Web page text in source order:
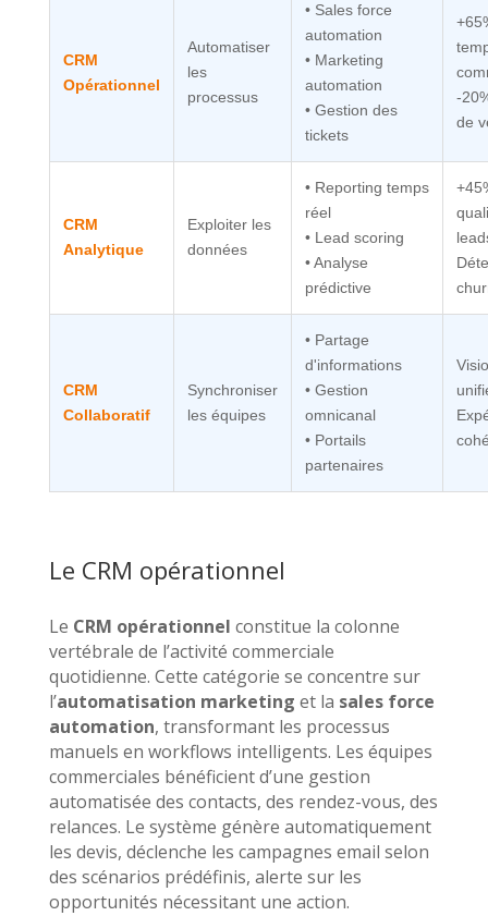
CRM
Opérationnel
Automatiser
les
processus
• Sales force
automation
• Marketing
automation
• Gestion des
tickets
-
de
CRM
Analytique
Exploiter les
données
• Reporting temps
réel
• Lead scoring
• Analyse
prédictive
CRM
Collaboratif
Synchroniser
les équipes
• Partage
d'informations
• Gestion
omnicanal
• Portails
partenaires
Le CRM opérationnel
Le CRM opérationnel constitue la colonne
vertébrale de l’activité commerciale
quotidienne. Cette catégorie se concentre sur
l’automatisation marketing et la sales force
automation, transformant les processus
manuels en workflows intelligents. Les équipes
commerciales bénéficient d’une gestion
automatisée des contacts, des rendez-vous, des
relances. Le système génère automatiquement
les devis, déclenche les campagnes email selon
des scénarios prédéfinis, alerte sur les
opportunités nécessitant une action.